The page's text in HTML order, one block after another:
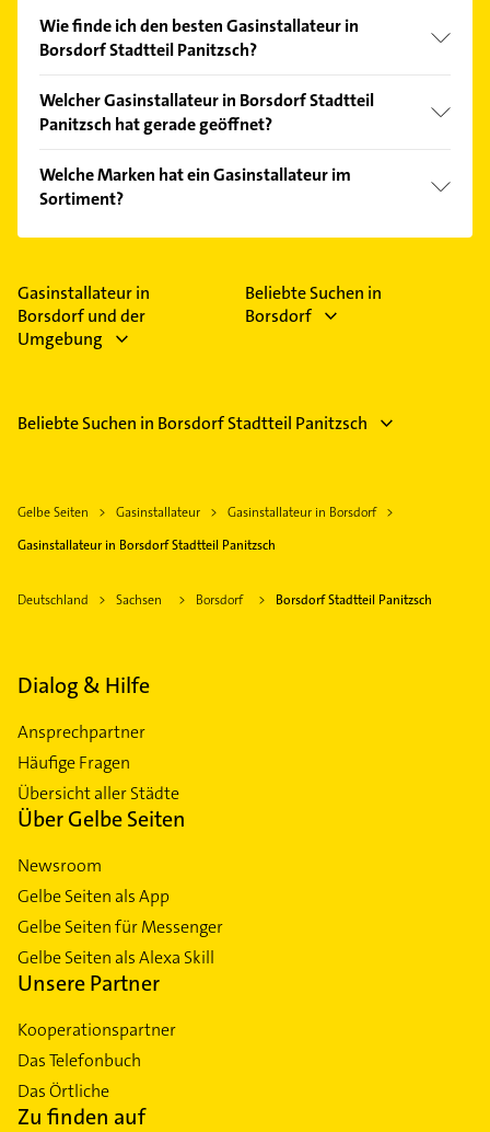
Wie finde ich den besten Gasinstallateur in
Borsdorf Stadtteil Panitzsch?
Kundenmeinungen und profitieren Sie von den
Empfehlungen. Die Suchergebnisse können Sie sich
Welcher Gasinstallateur in Borsdorf Stadtteil
Panitzsch hat gerade geöffnet?
Bitte beachten Sie, dass diese an Sonn- und
Feiertagen abweichen können.
Welche Marken hat ein Gasinstallateur im
Sortiment?
Der Gasinstallateur verkauft Marken wie Vaillant.
Gasinstallateur in
Borsdorf und der
Umgebung
Beliebte Suchen in
Borsdorf
Beliebte Suchen in Borsdorf Stadtteil Panitzsch
Gelbe Seiten Gasinstallateur
Gasinstallateur in Borsdorf
Gasinstallateur in Borsdorf Stadtteil Panitzsch
Deutschland Sachsen Borsdorf Borsdorf Stadtteil Panitzsch
Dialog & Hilfe
Ansprechpartner
Häufige Fragen
Übersicht aller Städte
Über Gelbe Seiten
Newsroom
Gelbe Seiten als App
Gelbe Seiten für Messenger
Gelbe Seiten als Alexa Skill
Unsere Partner
Kooperationspartner
Das Telefonbuch
Das Örtliche
Zu finden auf